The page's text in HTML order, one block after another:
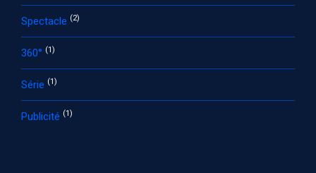
Spectacle (2)
360° (1)
Série (1)
Publicité (1)